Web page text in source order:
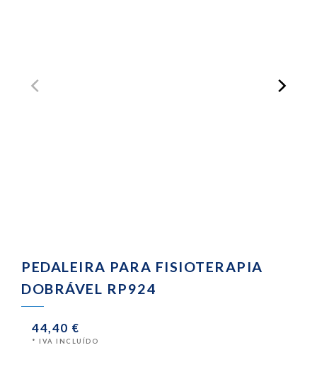
PEDALEIRA PARA FISIOTERAPIA
DOBRÁVEL RP924
44,40 €
* IVA INCLUÍDO